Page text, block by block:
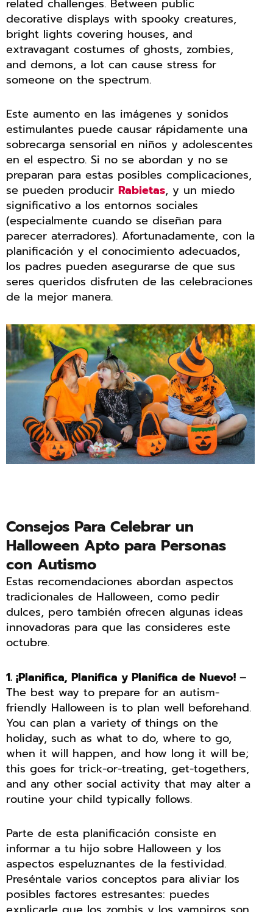
related challenges. Between public
decorative displays with spooky creatures,
bright lights covering houses, and
extravagant costumes of ghosts, zombies,
and demons, a lot can cause stress for
someone on the spectrum.
Este aumento en las imágenes y sonidos
estimulantes puede causar rápidamente una
sobrecarga sensorial en niños y adolescentes
en el espectro. Si no se abordan y no se
preparan para estas posibles complicaciones,
se pueden producir Rabietas, y un miedo
significativo a los entornos sociales
(especialmente cuando se diseñan para
parecer aterradores). Afortunadamente, con la
planificación y el conocimiento adecuados,
los padres pueden asegurarse de que sus
seres queridos disfruten de las celebraciones
de la mejor manera.
Consejos Para Celebrar un
Halloween Apto para Personas
con Autismo
Estas recomendaciones abordan aspectos
tradicionales de Halloween, como pedir
dulces, pero también ofrecen algunas ideas
innovadoras para que las consideres este
octubre.
1. ¡Planifica, Planifica y Planifica de Nuevo! –
The best way to prepare for an autism-
friendly Halloween is to plan well beforehand.
You can plan a variety of things on the
holiday, such as what to do, where to go,
when it will happen, and how long it will be;
this goes for trick-or-treating, get-togethers,
and any other social activity that may alter a
routine your child typically follows.
Parte de esta planificación consiste en
informar a tu hijo sobre Halloween y los
aspectos espeluznantes de la festividad.
Preséntale varios conceptos para aliviar los
posibles factores estresantes: puedes